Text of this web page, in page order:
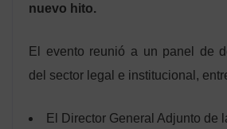
nuevo hito.
El evento reunió a un panel de
del sector legal e institucional,
El Director General Adjunto de